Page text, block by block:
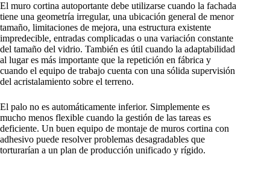
El muro cortina autoportante debe utilizarse cuando la fachada
tiene una geometría irregular, una ubicación general de menor
tamaño, limitaciones de mejora, una estructura existente
impredecible, entradas complicadas o una variación constante
del tamaño del vidrio. También es útil cuando la adaptabilidad
al lugar es más importante que la repetición en fábrica y
cuando el equipo de trabajo cuenta con una sólida supervisión
del acristalamiento sobre el terreno.
El palo no es automáticamente inferior. Simplemente es
mucho menos flexible cuando la gestión de las tareas es
deficiente. Un buen equipo de montaje de muros cortina con
adhesivo puede resolver problemas desagradables que
torturarían a un plan de producción unificado y rígido.